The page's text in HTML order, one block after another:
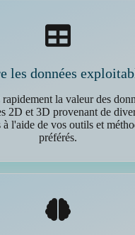
les données
la valeur des
2D et 3D provenant de
à l'aide de vos outils et
préférés.